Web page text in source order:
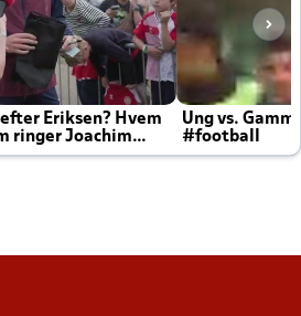
Eriksen? Hvem
ringer Joachim
Ung vs.
#football